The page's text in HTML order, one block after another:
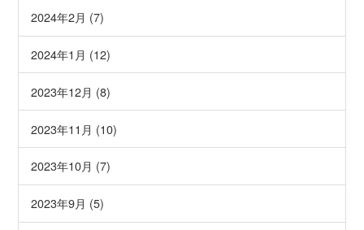
2024年2月 (7)
2024年1月 (12)
2023年12月 (8)
2023年11月 (10)
2023年10月 (7)
2023年9月 (5)